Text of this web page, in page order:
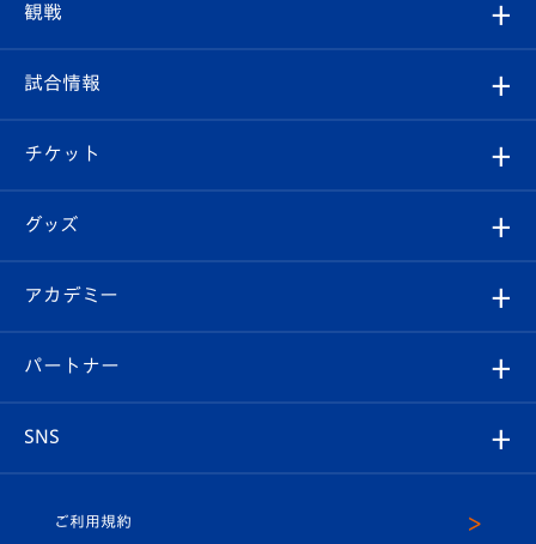
クラブ
試合情報
チケット
イベント
メディア
ホームタウン
クラブ概要
エンブレム紹介
スタッフプロフィール
マスコット紹介
観戦
観戦ルール
はじめての観戦ガイド
Revive Team
ヴィヴィくんの長崎おもてなしガイド
試合情報
試合日程/結果
フォトギャラリー
スタジアムグルメ
チケット
チケット
V-LOVERS（ファンクラブ）
プレイヤーズスイート
グッズ
オンラインショップ
店舗情報
アカデミー
育成からのお知らせ
U-18
パートナー
SNS
ご利用規約